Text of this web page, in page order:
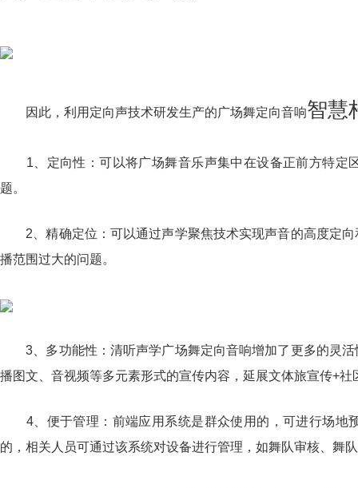
因此，利用定向声技术研发生产的广场舞定向音响智慧
1、定向性：可以将广场舞音乐声集中在设备正前方特定
题。
2、精确定位：可以通过声学聚焦技术实现声音的高度定向
播范围过大的问题。
3、多功能性：清听声学广场舞定向音响增加了更多的灵活
播图文、音视频等多元素形式的宣传内容，延展文体旅宣传+社
4、便于管理：前端应用系统是群众使用的，可进行场地
的，相关人员可通过该系统对设备进行管理，如舞队审核、舞